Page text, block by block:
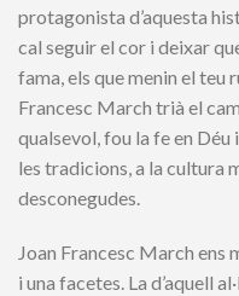
protagonista d’aquesta
cal seguir el cor i deixar
fama, els que menin el teu
Francesc March trià el
qualsevol, fou la fe en
les tradicions, a la cultura
desconegudes.
Joan Francesc March ens
i una facetes. La d’aquell